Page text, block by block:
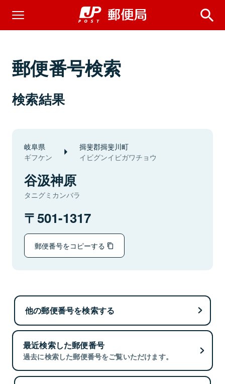
郵便番号検索
検索結果
岐阜県
ギフケン
揖斐郡揖斐川町
イビグンイビガワチョウ
谷汲神原
タニグミカンバラ
501-1317
郵便番号をコピーする
他の郵便番号を検索する
最近検索した郵便番号
過去に検索した郵便番号をご覧いただけます。